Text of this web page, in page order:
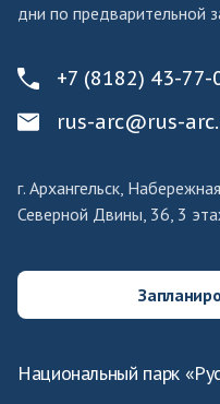
дни по предварительной
+7 (8182) 43-77-
rus-arc@rus-
г. Архангельск, Набережная
Северной Двины, 36, 3
Национальный парк